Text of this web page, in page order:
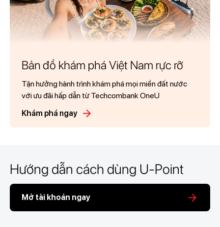
Bản đồ khám phá Việt Nam rực rỡ
Tận hưởng hành trình khám phá mọi miền đất nước
với ưu đãi hấp dẫn từ Techcombank OneU
Khám phá ngay
Hướng dẫn cách dùng U-Point
Mở tài khoản ngay